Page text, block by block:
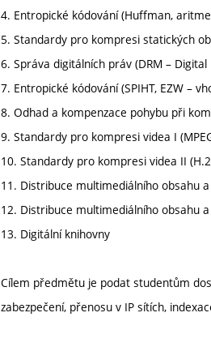
4. Entropické kódování (Huffman,
5. Standardy pro kompresi statických
6. Správa digitálních práv (DRM –
7. Entropické kódování (SPIHT, EZW –
8. Odhad a kompenzace pohybu při
9. Standardy pro kompresi videa I
10. Standardy pro kompresi videa II
11. Distribuce multimediálního obsahu
12. Distribuce multimediálního obsahu
13. Digitální knihovny
Cílem předmětu je podat studentům
zabezpečení, přenosu v IP sítích,